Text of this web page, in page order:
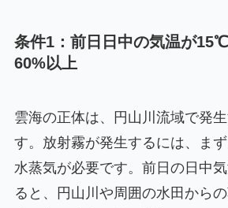
条件1：前日日中の気温が
60%以上
雲海の正体は、円山川流域で発
す。放射霧が発生するには、ま
水蒸気が必要です。前日の日中
ると、円山川や周囲の水田からの